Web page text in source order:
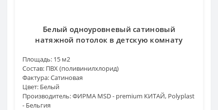
Белый одноуровневый сатиновый
натяжной потолок в детскую комнату
Площадь: 15 м2
Состав: ПВХ (поливинилхлорид)
Фактура:Сатиновая
Цвет: Белый
Производитель:ФИРМА MSD - premium КИТАЙ, Polyplast
- Бельгия